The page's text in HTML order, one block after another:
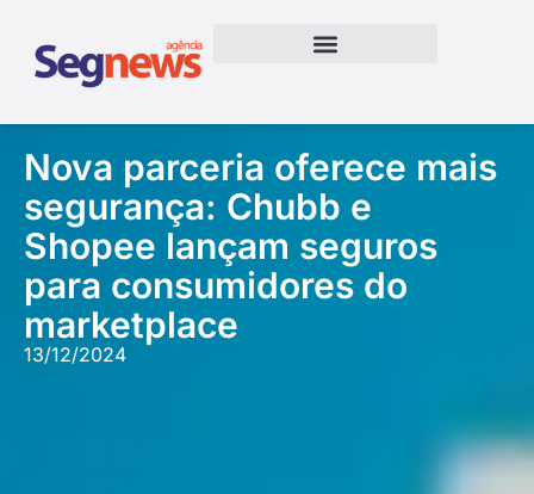
Nova parceria oferece mais
segurança: Chubb e
Shopee lançam seguros
para consumidores do
marketplace
13/12/2024